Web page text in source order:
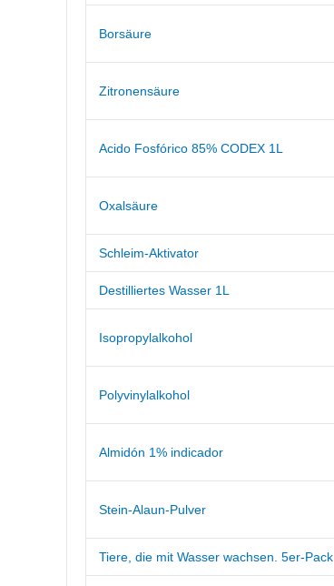
Borsäure
Zitronensäure
Acido Fosfórico 85% CODEX 1L
Oxalsäure
Schleim-Aktivator
Destilliertes Wasser 1L
Isopropylalkohol
Polyvinylalkohol
Almidón 1% indicador
Stein-Alaun-Pulver
Tiere, die mit Wasser wachsen. 5er-Pack